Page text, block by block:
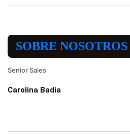
SOBRE NOSOTROS
Senior Sales
Carolina Badia